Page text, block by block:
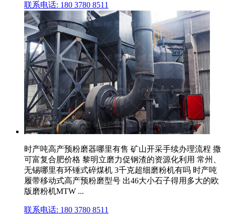
联系电话: 180 3780 8511
时产吨高产预粉磨器哪里有售 矿山开采手续办理流程 撒
可富复合肥价格 黎明立磨力促钢渣的资源化利用 常州、
无锡哪里有环锤式碎煤机 3千克超细磨粉机有吗 时产吨
履带移动式高产预粉磨型号 出46大小石子得用多大的欧
版磨粉机MTW ...
联系电话: 180 3780 8511